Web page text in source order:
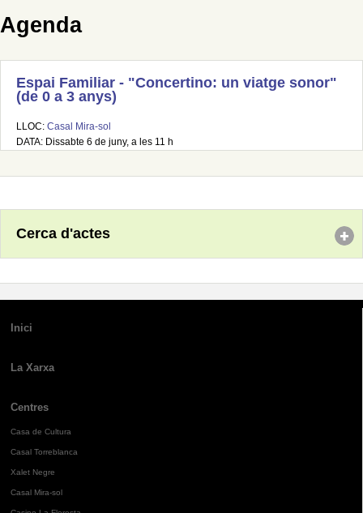
Agenda
Espai Familiar - "Concertino: un viatge sonor"
(de 0 a 3 anys)
LLOC: Casal Mira-sol
DATA: Dissabte 6 de juny, a les 11 h
Cerca d'actes
Inici
La Xarxa
Centres
Casa de Cultura
Casal Torreblanca
Xalet Negre
Casal Mira-sol